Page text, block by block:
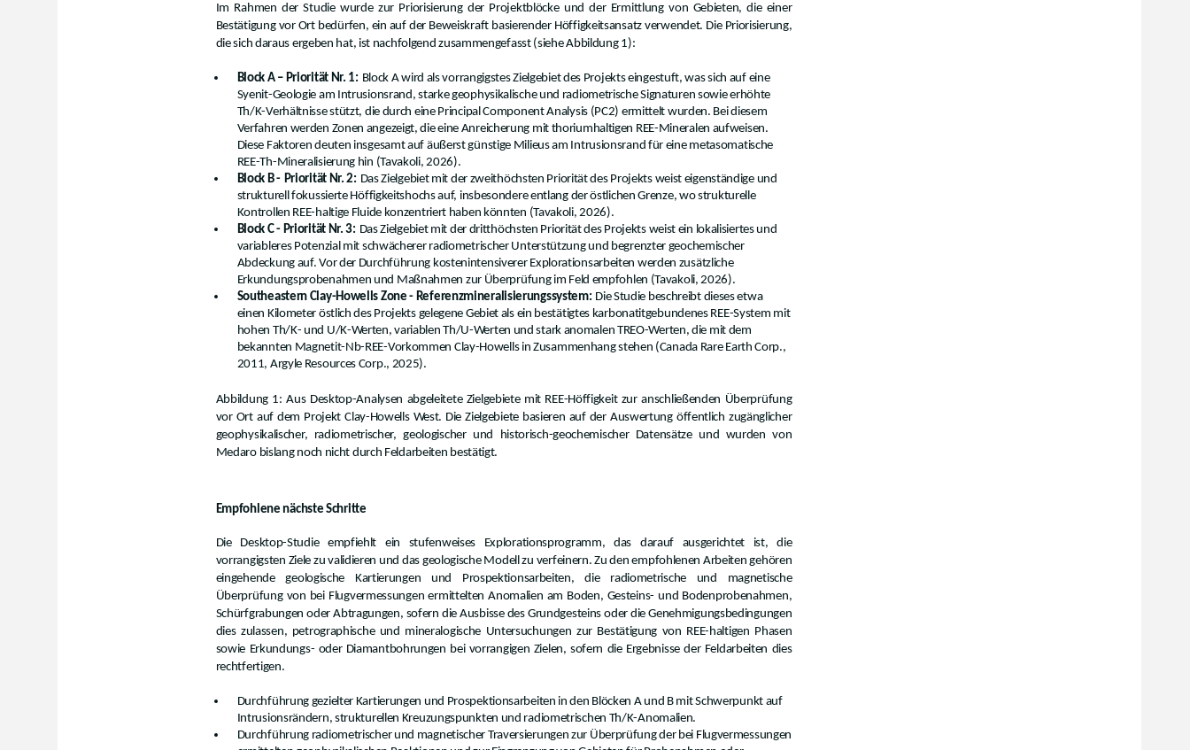
Im Rahmen der Studie wurde zur Priorisierung der Projektblöcke und der Ermittlung von Gebieten, die einer
Bestätigung vor Ort bedürfen, ein auf der Beweiskraft basierender Höffigkeitsansatz verwendet. Die Priorisierung,
die sich daraus ergeben hat, ist nachfolgend zusammengefasst (siehe Abbildung 1):
Block A – Priorität Nr. 1: Block A wird als vorrangigstes Zielgebiet des Projekts eingestuft, was sich auf eine
Syenit-Geologie am Intrusionsrand, starke geophysikalische und radiometrische Signaturen sowie erhöhte
Th/K-Verhältnisse stützt, die durch eine Principal Component Analysis (PC2) ermittelt wurden. Bei diesem
Verfahren werden Zonen angezeigt, die eine Anreicherung mit thoriumhaltigen REE-Mineralen aufweisen.
Diese Faktoren deuten insgesamt auf äußerst günstige Milieus am Intrusionsrand für eine metasomatische
REE-Th-Mineralisierung hin (Tavakoli, 2026).
Block B - Priorität Nr. 2: Das Zielgebiet mit der zweithöchsten Priorität des Projekts weist eigenständige und
strukturell fokussierte Höffigkeitshochs auf, insbesondere entlang der östlichen Grenze, wo strukturelle
Kontrollen REE-haltige Fluide konzentriert haben könnten (Tavakoli, 2026).
Block C - Priorität Nr. 3: Das Zielgebiet mit der dritthöchsten Priorität des Projekts weist ein lokalisiertes und
variableres Potenzial mit schwächerer radiometrischer Unterstützung und begrenzter geochemischer
Abdeckung auf. Vor der Durchführung kostenintensiverer Explorationsarbeiten werden zusätzliche
Erkundungsprobenahmen und Maßnahmen zur Überprüfung im Feld empfohlen (Tavakoli, 2026).
Southeastern Clay-Howells Zone - Referenzmineralisierungssystem: Die Studie beschreibt dieses etwa
einen Kilometer östlich des Projekts gelegene Gebiet als ein bestätigtes karbonatitgebundenes REE-System mit
hohen Th/K- und U/K-Werten, variablen Th/U-Werten und stark anomalen TREO-Werten, die mit dem
bekannten Magnetit-Nb-REE-Vorkommen Clay-Howells in Zusammenhang stehen (Canada Rare Earth Corp.,
2011, Argyle Resources Corp., 2025).
Abbildung 1: Aus Desktop-Analysen abgeleitete Zielgebiete mit REE-Höffigkeit zur anschließenden Überprüfung
vor Ort auf dem Projekt Clay-Howells West. Die Zielgebiete basieren auf der Auswertung öffentlich zugänglicher
geophysikalischer, radiometrischer, geologischer und historisch-geochemischer Datensätze und wurden von
Medaro bislang noch nicht durch Feldarbeiten bestätigt.
Empfohlene nächste Schritte
Die Desktop-Studie empfiehlt ein stufenweises Explorationsprogramm, das darauf ausgerichtet ist, die
vorrangigsten Ziele zu validieren und das geologische Modell zu verfeinern. Zu den empfohlenen Arbeiten gehören
eingehende geologische Kartierungen und Prospektionsarbeiten, die radiometrische und magnetische
Überprüfung von bei Flugvermessungen ermittelten Anomalien am Boden, Gesteins- und Bodenprobenahmen,
Schürfgrabungen oder Abtragungen, sofern die Ausbisse des Grundgesteins oder die Genehmigungsbedingungen
dies zulassen, petrographische und mineralogische Untersuchungen zur Bestätigung von REE-haltigen Phasen
sowie Erkundungs- oder Diamantbohrungen bei vorrangigen Zielen, sofern die Ergebnisse der Feldarbeiten dies
rechtfertigen.
Durchführung gezielter Kartierungen und Prospektionsarbeiten in den Blöcken A und B mit Schwerpunkt auf
Intrusionsrändern, strukturellen Kreuzungspunkten und radiometrischen Th/K-Anomalien.
Durchführung radiometrischer und magnetischer Traversierungen zur Überprüfung der bei Flugvermessungen